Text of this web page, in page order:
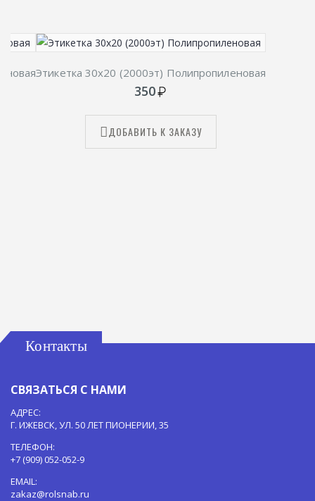
Этикетка 30х20 (2000эт) Полипропиленовая
350
ДОБАВИТЬ К ЗАКАЗУ
Контакты
СВЯЗАТЬСЯ С НАМИ
АДРЕС:
Г. ИЖЕВСК, УЛ. 50 ЛЕТ ПИОНЕРИИ, 35
ТЕЛЕФОН:
+7 (909) 052-052-9
EMAIL:
zakaz@rolsnab.ru